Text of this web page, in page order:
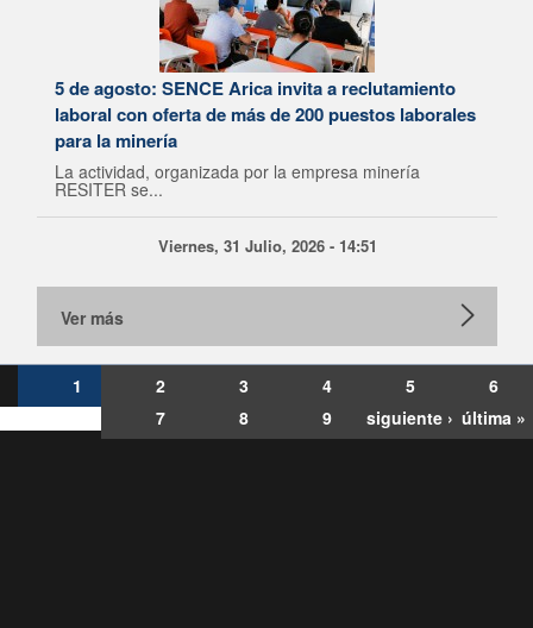
5 de agosto: SENCE Arica invita a reclutamiento
laboral con oferta de más de 200 puestos laborales
para la minería
La actividad, organizada por la empresa minería
RESITER se...
Viernes, 31 Julio, 2026 - 14:51
Ver más
1 2 3 4 5
6
7
8 9 siguiente › última »